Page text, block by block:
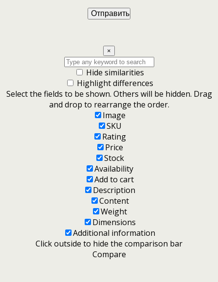
×
Hide similarities
Highlight differences
Select the fields to be shown. Others will be hidden. Drag
and drop to rearrange the order.
Image
SKU
Rating
Price
Stock
Availability
Add to cart
Description
Content
Weight
Dimensions
Additional information
Click outside to hide the comparison bar
Compare